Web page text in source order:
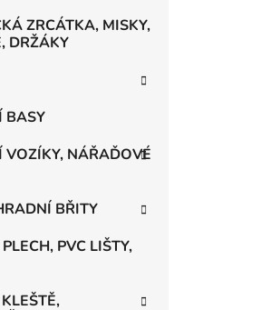
ZRCÁTKA, MISKY,
DRŽÁKY
BASY
VOZÍKY, NÁŘAĎOVÉ
BŘITY
PVC LIŠTY,